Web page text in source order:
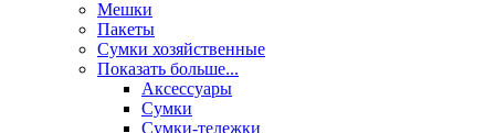
Мешки
Пакеты
Сумки хозяйственные
Показать больше...
Аксессуары
Сумки
Сумки-тележки